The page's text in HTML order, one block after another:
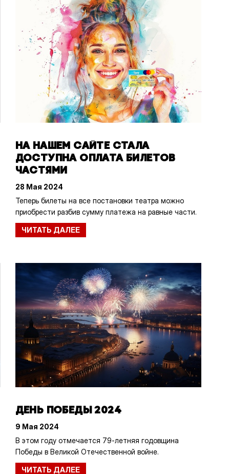
НА НАШЕМ САЙТЕ СТАЛА
ДОСТУПНА ОПЛАТА БИЛЕТОВ
ЧАСТЯМИ
28 Мая 2024
Теперь билеты на все постановки театра можно
приобрести разбив сумму платежа на равные части.
ЧИТАТЬ ДАЛЕЕ
ДЕНЬ ПОБЕДЫ 2024
9 Мая 2024
В этом году отмечается 79-летняя годовщина
Победы в Великой Отечественной войне.
ЧИТАТЬ ДАЛЕЕ